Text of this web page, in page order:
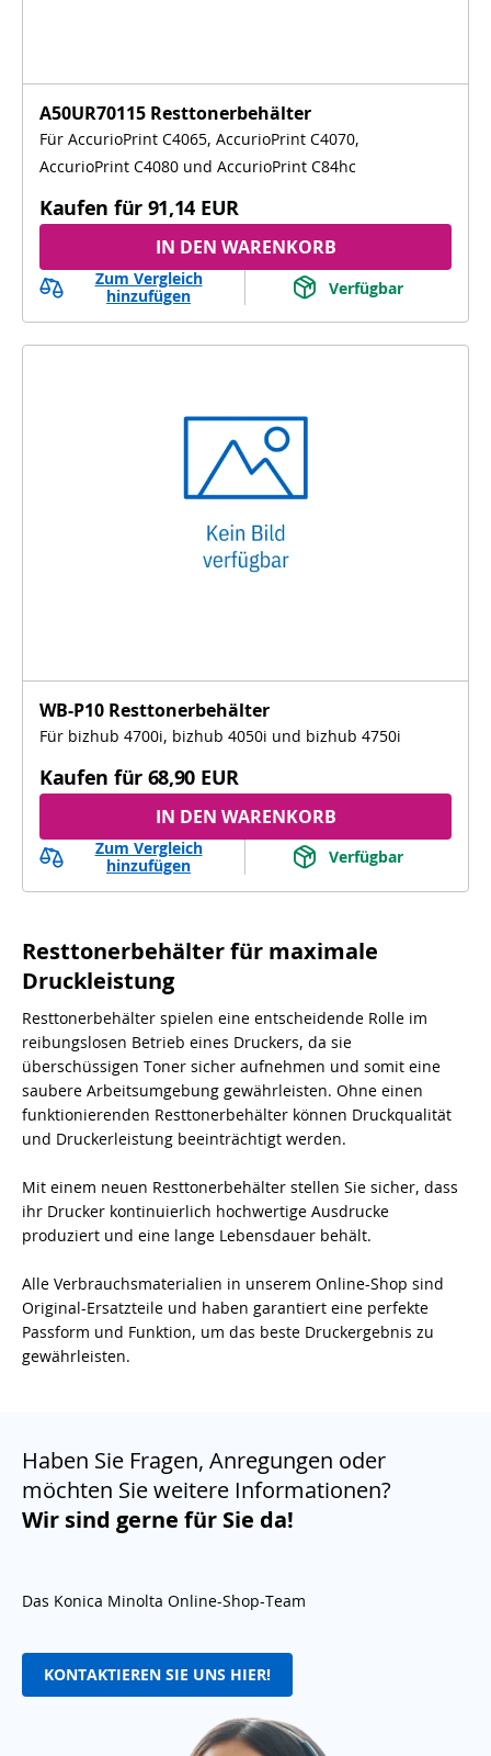
A50UR70115 Resttonerbehälter
Für AccurioPrint C4065, AccurioPrint C4070,
AccurioPrint C4080 und AccurioPrint C84hc
Kaufen für 91,14 EUR
IN DEN WARENKORB
Zum Vergleich
hinzufügen
Verfügbar
WB-P10 Resttonerbehälter
Für bizhub 4700i, bizhub 4050i und bizhub 4750i
Kaufen für 68,90 EUR
IN DEN WARENKORB
Zum Vergleich
hinzufügen
Verfügbar
Resttonerbehälter für maximale
Druckleistung
Resttonerbehälter spielen eine entscheidende Rolle im
reibungslosen Betrieb eines Druckers, da sie
überschüssigen Toner sicher aufnehmen und somit eine
saubere Arbeitsumgebung gewährleisten. Ohne einen
funktionierenden Resttonerbehälter können Druckqualität
und Druckerleistung beeinträchtigt werden.
Mit einem neuen Resttonerbehälter stellen Sie sicher, dass
ihr Drucker kontinuierlich hochwertige Ausdrucke
produziert und eine lange Lebensdauer behält.
Alle Verbrauchsmaterialien in unserem Online-Shop sind
Original-Ersatzteile und haben garantiert eine perfekte
Passform und Funktion, um das beste Druckergebnis zu
gewährleisten.
Haben Sie Fragen, Anregungen oder
möchten Sie weitere Informationen?
Wir sind gerne für Sie da!
Das Konica Minolta Online-Shop-Team
KONTAKTIEREN SIE UNS HIER!